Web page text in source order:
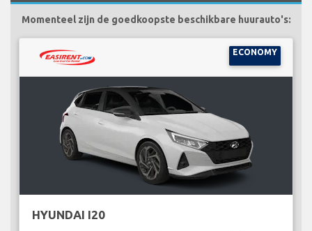
Momenteel zijn de goedkoopste beschikbare huurauto's:
ECONOMY
HYUNDAI I20